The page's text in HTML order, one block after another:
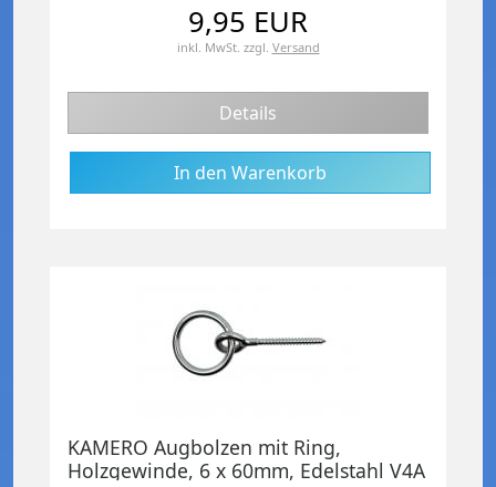
9,95 EUR
inkl. MwSt. zzgl. Versand
Details
KAMERO Augbolzen mit Ring,
Holzgewinde, 6 x 60mm, Edelstahl V4A